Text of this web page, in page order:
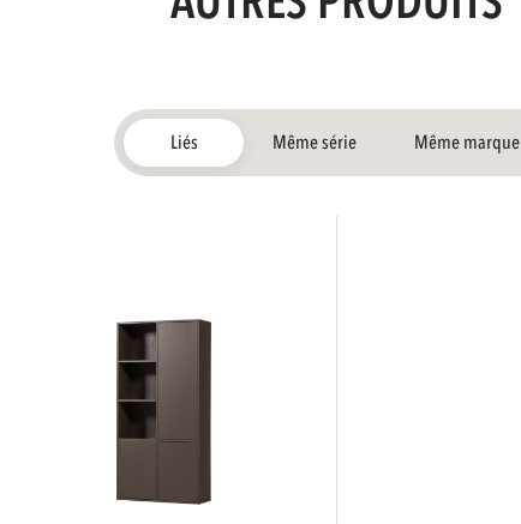
Liés Même série Même marque